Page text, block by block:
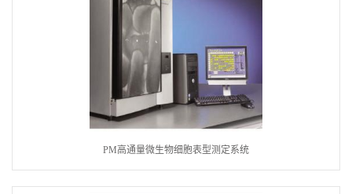
PM高通量微生物细胞表型测定系统